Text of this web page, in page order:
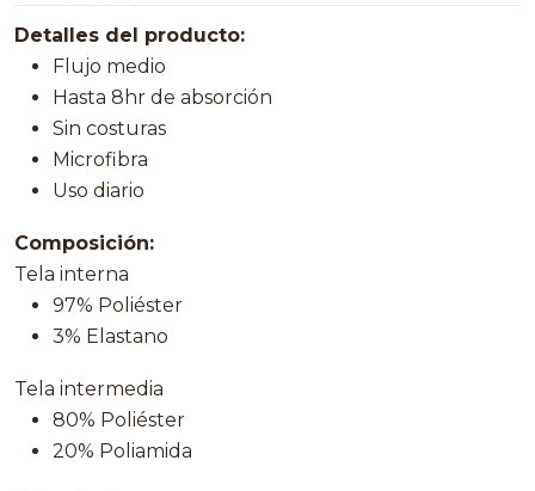
Detalles del producto:
Flujo medio
Hasta 8hr de absorción
Sin costuras
Microfibra
Uso diario
Composición:
Tela interna
97% Poliéster
3% Elastano
Tela intermedia
80% Poliéster
20% Poliamida